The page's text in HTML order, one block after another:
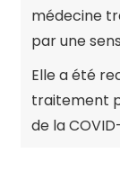
médecine
par une
Elle a été
traitement
de la